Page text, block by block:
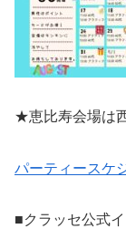
★恵比寿会場は
パーティースケ
■クラッセ公式